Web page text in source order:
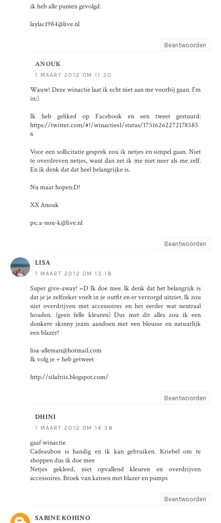
ik heb alle punten gevolgd.
laylac1984@live.nl
Beantwoorden
ANOUK
1 MAART 2012 OM 11:20
Wauw! Deze winactie laat ik echt niet aan me voorbij gaan. I'm
in:)
Ik heb geliked op Facebook en een tweet gestuurd:
https://twitter.com/#!/winacties1/status/17516262272178585
6
Voor een sollicitatie gesprek zou ik netjes en simpel gaan. Niet
te overdreven netjes, want dan zet ik me niet neer als me zelf.
En ik denk dat dat heel belangrijke is.
Nu maar hopen:D!
XX Anouk
ps; a-nou-k@live.nl
Beantwoorden
LISA
1 MAART 2012 OM 13:18
Super give-away! =D Ik doe mee. Ik denk dat het belangrijk is
dat je je zelfzeker voelt in je outfit en er verzorgd uitziet. Ik zou
niet overdrijven met accessoires en het eerder wat neutraal
houden. (geen felle kleuren) Dus met dit alles zou ik een
donkere skinny jeans aandoen met een blousse en natuurlijk
een blazer!
lisa-alleman@hotmail.com
Ik volg je + heb getweet
http://silafriis.blogspot.com/
Beantwoorden
DHINI
1 MAART 2012 OM 14:38
gaaf winactie
Cadeaubon is handig en ik kan gebruiken. Kriebel om te
shoppen dus ik doe mee
Netjes gekleed, niet opvallend kleuren en overdrijven
accessoires. Broek van katoen met blazer en pumps
Beantwoorden
SABINE KOHINO